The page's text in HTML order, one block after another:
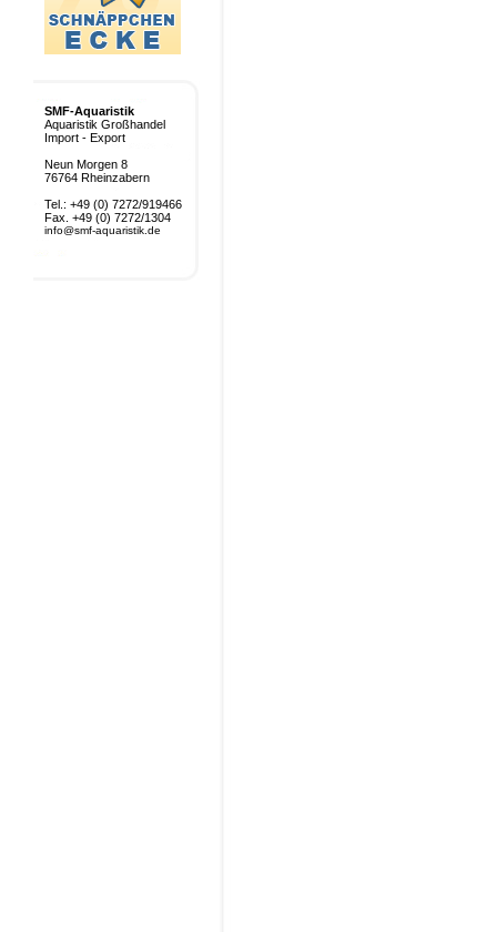
SMF-Aquaristik
Aquaristik Großhandel
Import - Export
Neun Morgen 8
76764 Rheinzabern
Tel.: +49 (0) 7272/919466
Fax. +49 (0) 7272/1304
info@smf-aquaristik.de